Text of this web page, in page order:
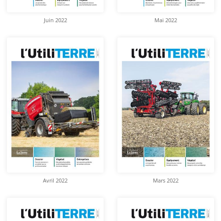
Juin 2022 Mai 2022
Avril 2022 Mars 2022